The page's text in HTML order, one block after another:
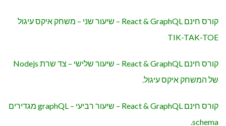
קורס חינם React & GraphQL – שיעור שני – משחק איקס עיגול
TIK-TAK-TOE
קורס חינם React & GraphQL – שיעור שלישי – צד שרת Nodejs
של המשחק איקס עיגול.
קורס חינם React & GraphQL – שיעור רביעי – graphQL מגדירים
schema.